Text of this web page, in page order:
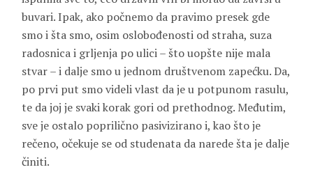
buvari. Ipak, ako počnemo da pravimo presek gde
smo i šta smo, osim oslobođenosti od straha, suza
radosnica i grljenja po ulici – što uopšte nije mala
stvar – i dalje smo u jednom društvenom zapećku. Da,
po prvi put smo videli vlast da je u potpunom rasulu,
te da joj je svaki korak gori od prethodnog. Međutim,
sve je ostalo poprilično pasivizirano i, kao što je
rečeno, očekuje se od studenata da narede šta je dalje
činiti.